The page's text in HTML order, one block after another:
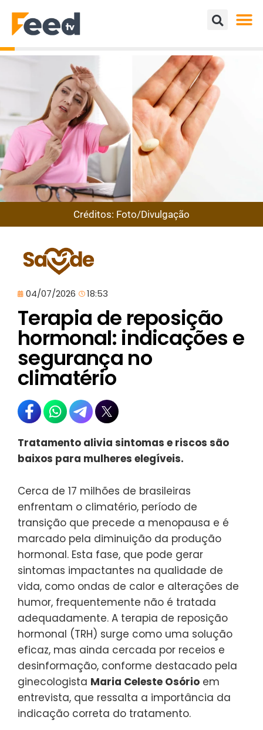
Créditos: Foto/Divulgação
04/07/2026 18:53
Terapia de reposição
hormonal: indicações e
segurança no
climatério
Tratamento alivia sintomas e riscos são
baixos para mulheres elegíveis.
Cerca de 17 milhões de brasileiras
enfrentam o climatério, período de
transição que precede a menopausa e é
marcado pela diminuição da produção
hormonal. Esta fase, que pode gerar
sintomas impactantes na qualidade de
vida, como ondas de calor e alterações de
humor, frequentemente não é tratada
adequadamente. A terapia de reposição
hormonal (TRH) surge como uma solução
eficaz, mas ainda cercada por receios e
desinformação, conforme destacado pela
ginecologista Maria Celeste Osório em
entrevista, que ressalta a importância da
indicação correta do tratamento.